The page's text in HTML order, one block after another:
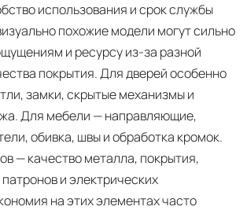
использования и срок службы
похожие модели могут сильно
и ресурсу из-за разной
покрытия. Для дверей особенно
замки, скрытые механизмы и
Для мебели — направляющие,
обивка, швы и обработка кромок.
— качество металла, покрытия,
и электрических
на этих элементах часто